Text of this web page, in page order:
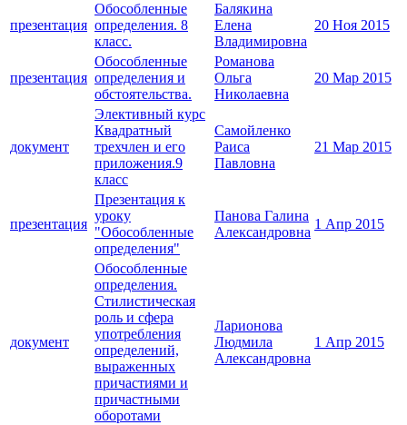
презентация
Обособленные
определения. 8
класс.
Балякина
Елена
Владимировна
20 Ноя 2015
презентация
Обособленные
определения и
обстоятельства.
Романова
Ольга
Николаевна
20 Мар 2015
документ
Элективный курс
Квадратный
трехчлен и его
приложения.9
класс
Самойленко
Раиса
Павловна
21 Мар 2015
презентация
Презентация к
уроку
"Обособленные
определения"
Панова Галина
Александровна
1 Апр 2015
документ
Обособленные
определения.
Стилистическая
роль и сфера
употребления
определений,
выраженных
причастиями и
причастными
оборотами
Ларионова
Людмила
Александровна
1 Апр 2015